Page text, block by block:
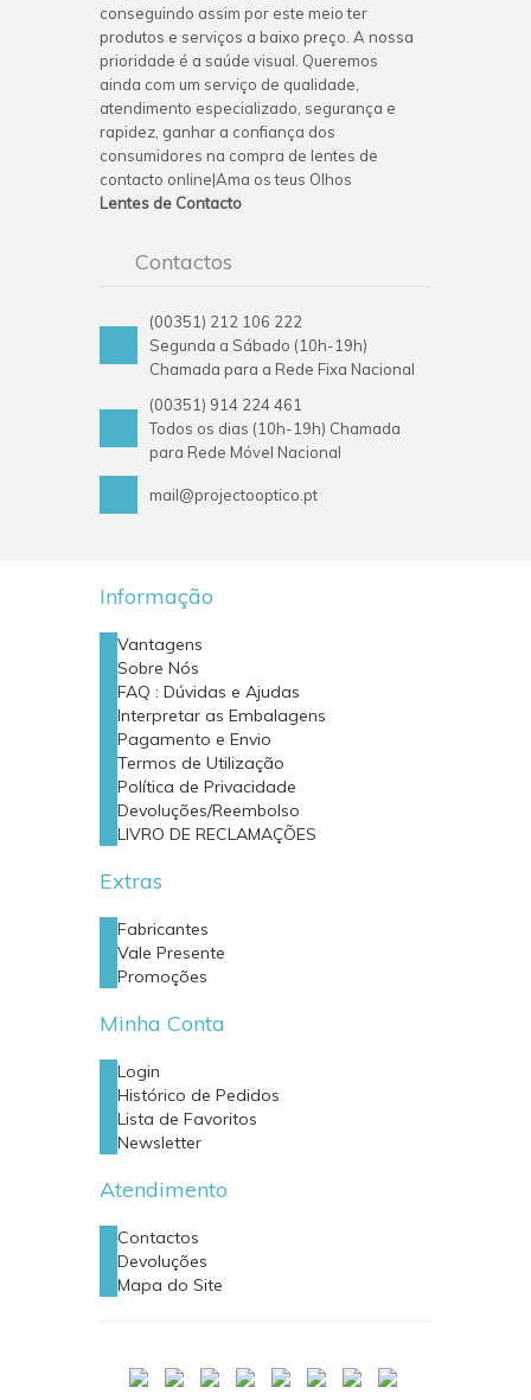
conseguindo assim por este meio ter
produtos e serviços a baixo preço. A nossa
prioridade é a saúde visual. Queremos
ainda com um serviço de qualidade,
atendimento especializado, segurança e
rapidez, ganhar a confiança dos
consumidores na compra de lentes de
contacto online|Ama os teus Olhos
Lentes de Contacto
Contactos
(00351) 212 106 222
Segunda a Sábado (10h-19h)
Chamada para a Rede Fixa Nacional
(00351) 914 224 461
Todos os dias (10h-19h) Chamada
para Rede Móvel Nacional
mail@projectooptico.pt
Informação
Vantagens
Sobre Nós
FAQ : Dúvidas e Ajudas
Interpretar as Embalagens
Pagamento e Envio
Termos de Utilização
Política de Privacidade
Devoluções/Reembolso
LIVRO DE RECLAMAÇÕES
Extras
Fabricantes
Vale Presente
Promoções
Minha Conta
Login
Histórico de Pedidos
Lista de Favoritos
Newsletter
Atendimento
Contactos
Devoluções
Mapa do Site